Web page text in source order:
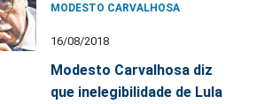
MODESTO CARVALHOSA
16/08/2018
Modesto Carvalhosa diz
que inelegibilidade de Lula